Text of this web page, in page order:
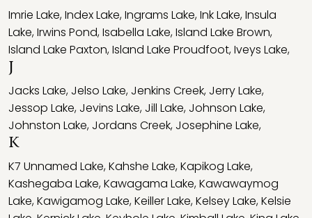
Imrie Lake,Index Lake,Ingrams Lake,Ink Lake,Insula
Lake,Irwins Pond,Isabella Lake,Island Lake Brown,
Island Lake Paxton,Island Lake Proudfoot,Iveys Lake,
J
Jacks Lake, Jelso Lake, Jenkins Creek, Jerry Lake,
Jessop Lake, Jevins Lake, Jill Lake, Johnson Lake,
Johnston Lake, Jordans Creek, Josephine Lake,
K
K7 Unnamed Lake,Kahshe Lake,Kapikog Lake,
Kashegaba Lake,Kawagama Lake,Kawawaymog
Lake,Kawigamog Lake,Keiller Lake,Kelsey Lake,Kelsie